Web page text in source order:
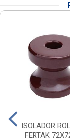
ISOLADOR
FERTAK